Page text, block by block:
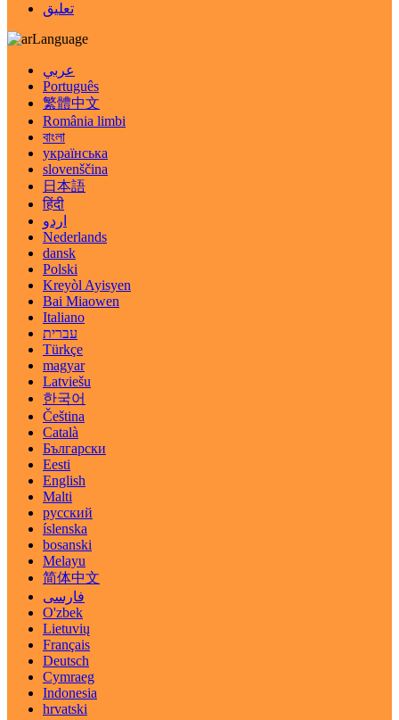
تعليق
Language
عربي
Português
繁體中文
România limbi
বাংলা
українська
slovenščina
日本語
हिंदी
اردو
Nederlands
dansk
Polski
Kreyòl Ayisyen
Bai Miaowen
Italiano
עברית
Türkçe
magyar
Latviešu
한국어
Čeština
Català
Български
Eesti
English
Malti
русский
íslenska
bosanski
Melayu
简体中文
فارسی
O'zbek
Lietuvių
Français
Deutsch
Cymraeg
Indonesia
hrvatski